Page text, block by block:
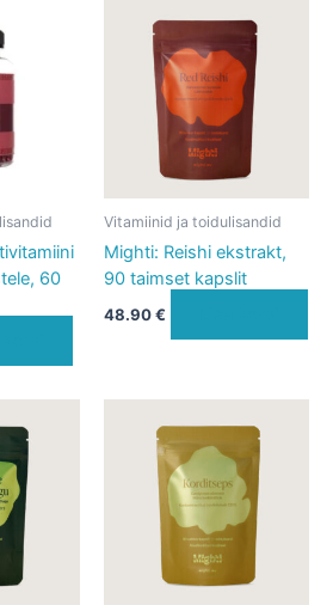
60
Vitamiinid ja toidulisandid
Mighti: Reishi ekstrakt,
90 taimset kapslit
48.90€